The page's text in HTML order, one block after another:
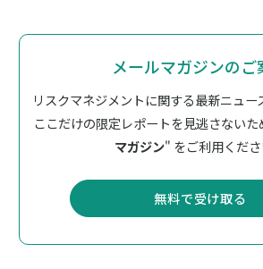
メールマガジンのご
リスクマネジメントに関する最新ニュー
ここだけの限定レポートを見逃さないた
マガジン" をご利用くださ
無料で受け取る